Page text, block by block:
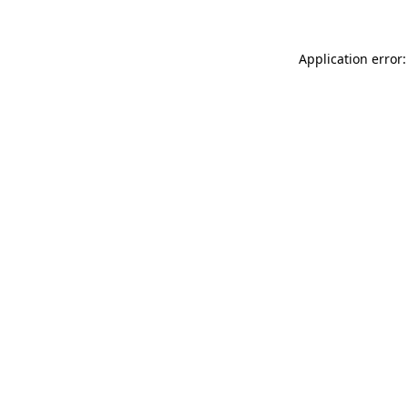
Application